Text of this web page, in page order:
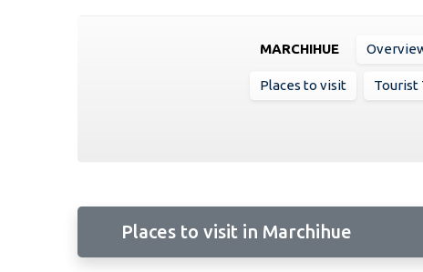
MARCHIHUE
Places to visit Tourist
Places to visit in Marchihue